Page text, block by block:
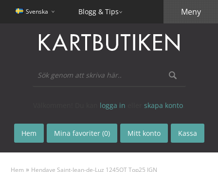
Svenska Blogg & Tips
logga in skapa konto
Hem Mina favoriter (0) Mitt konto Kassa
Meny
Hem » Hendaye Saint-Jean-de-Luz 1245OT Top25 IGN